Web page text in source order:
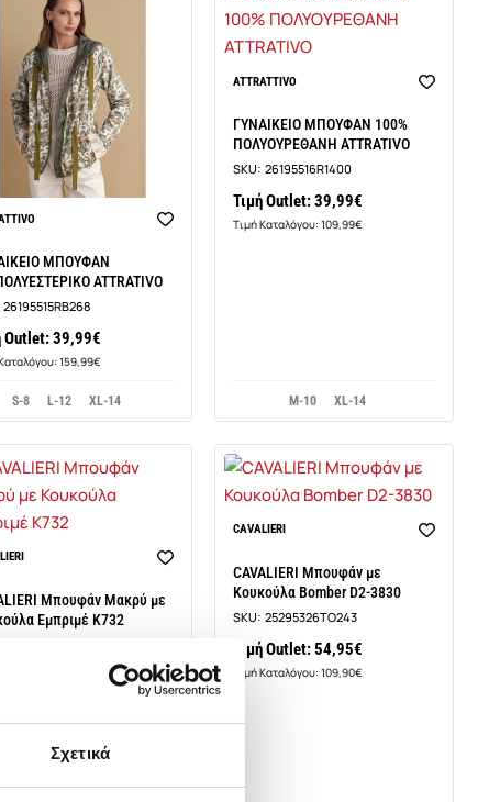
Σχετικά
ΜΠΟΥΦΑΝ
ATTRATIVO
26195515RB268
Outlet: 39,99€
159,99€
S-8 L-12 XL-14
ATTRATTIVO
ΓΥΝΑΙΚΕΙΟ ΜΠΟΥΦΑΝ 100%
ΠΟΛΥΟΥΡΕΘΑΝΗ ATTRATIVO
SKU: 26195516R1400
Τιμή Outlet: 39,99€
Τιμή Καταλόγου: 109,99€
M-10 XL-14
Μπουφάν Μακρύ με
Εμπριμέ K732
CAVALIERI
CAVALIERI Μπουφάν με
Κουκούλα Bomber D2-3830
SKU: 25295326TO243
Τιμή Outlet: 54,95€
Τιμή Καταλόγου: 109,90€